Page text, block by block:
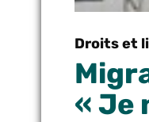
Droits et
« Je